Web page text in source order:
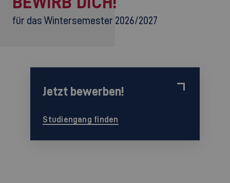
für das Wintersemester 2026/2027
Jetzt bewerben!
Studiengang finden